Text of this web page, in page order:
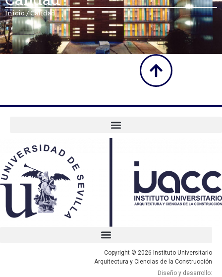
Inicio/Calidad
Copyright © 2026 Instituto Universitario
Arquitectura y Ciencias de la Construcción
Diseño y desarrollo: